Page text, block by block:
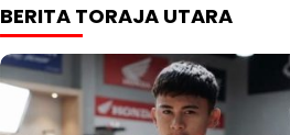
BERITA TORAJA UTARA